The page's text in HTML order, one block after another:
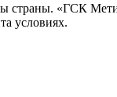
страны. «ГСК
условиях.